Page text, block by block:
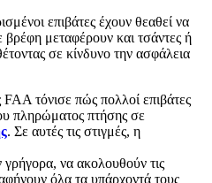
επιβάτες έχουν θεαθεί να
μεταφέρουν και τσάντες ή
σε κίνδυνο την ασφάλεια
τόνισε πώς πολλοί επιβάτες
πληρώματος πτήσης σε
. Σε αυτές τις στιγμές, η
γρήγορα, να ακολουθούν τις
όλα τα υπάρχοντά τους